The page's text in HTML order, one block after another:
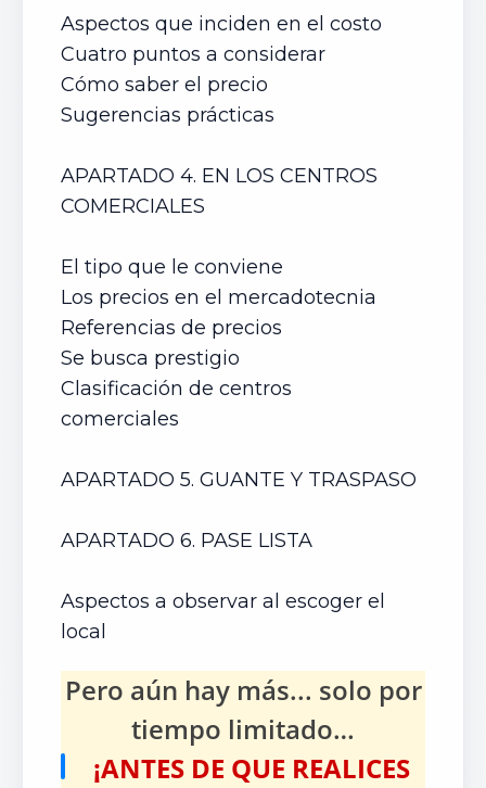
Aspectos que inciden en el costo
Cuatro puntos a considerar
Cómo saber el precio
Sugerencias prácticas
APARTADO 4. EN LOS CENTROS
COMERCIALES
El tipo que le conviene
Los precios en el mercadotecnia
Referencias de precios
Se busca prestigio
Clasificación de centros
comerciales
APARTADO 5. GUANTE Y TRASPASO
APARTADO 6. PASE LISTA
Aspectos a observar al escoger el
local
Pero aún hay más... solo por
tiempo limitado…
¡ANTES DE QUE REALICES